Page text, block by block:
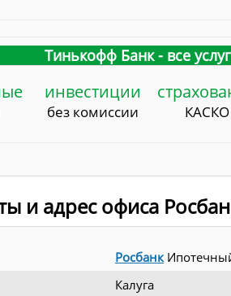
Тинькофф Банк - все
инвестиции
без комиссии КАСКО
и адрес офиса
Росбанк
Калуга